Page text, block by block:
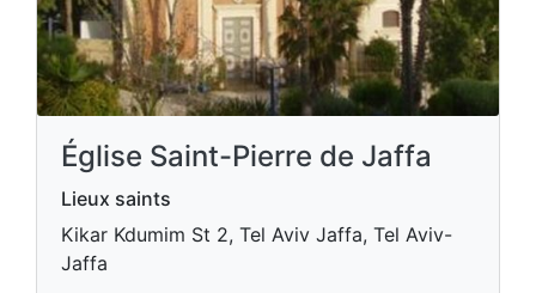
Église Saint-Pierre de Jaffa
Lieux saints
Kikar Kdumim St 2, Tel Aviv Jaffa, Tel Aviv-
Jaffa